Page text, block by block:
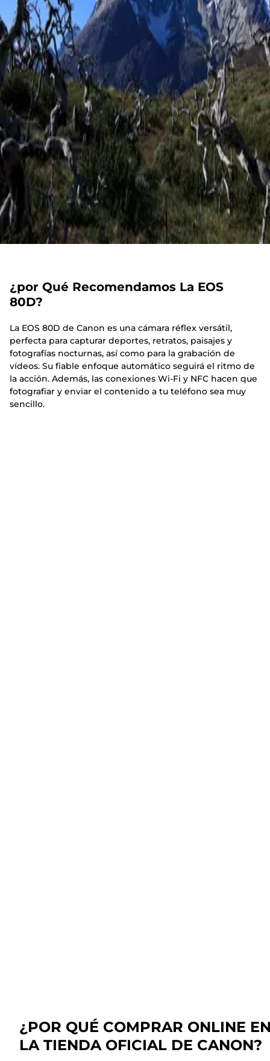
¿por Qué Recomendamos La EOS
80D?
La EOS 80D de Canon es una cámara réflex versátil,
perfecta para capturar deportes, retratos, paisajes y
fotografías nocturnas, así como para la grabación de
vídeos. Su fiable enfoque automático seguirá el ritmo de
la acción. Además, las conexiones Wi-Fi y NFC hacen que
fotografiar y enviar el contenido a tu teléfono sea muy
sencillo.
¿POR QUÉ COMPRAR ONLINE
LA TIENDA OFICIAL DE CANON?